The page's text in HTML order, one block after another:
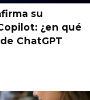
su
¿en qué
ChatGPT